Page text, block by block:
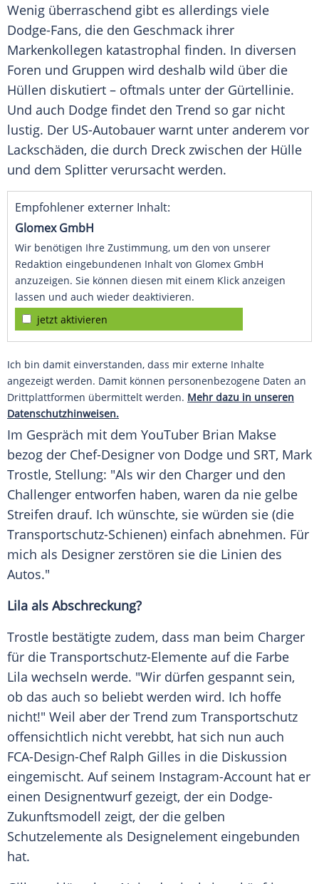
Wenig überraschend gibt es allerdings viele
Dodge-Fans, die den Geschmack ihrer
Markenkollegen katastrophal finden. In diversen
Foren und Gruppen wird deshalb wild über die
Hüllen diskutiert – oftmals unter der Gürtellinie.
Und auch Dodge findet den Trend so gar nicht
lustig. Der US-Autobauer warnt unter anderem vor
Lackschäden, die durch Dreck zwischen der Hülle
und dem Splitter verursacht werden.
Empfohlener externer Inhalt:
Glomex GmbH
Wir benötigen Ihre Zustimmung, um den von unserer
Redaktion eingebundenen Inhalt von Glomex GmbH
anzuzeigen. Sie können diesen mit einem Klick anzeigen
lassen und auch wieder deaktivieren.
jetzt aktivieren
Ich bin damit einverstanden, dass mir externe Inhalte
angezeigt werden. Damit können personenbezogene Daten an
Drittplattformen übermittelt werden. Mehr dazu in unseren
Datenschutzhinweisen.
Im Gespräch mit dem YouTuber Brian Makse
bezog der Chef-Designer von Dodge und SRT, Mark
Trostle, Stellung: "Als wir den Charger und den
Challenger entworfen haben, waren da nie gelbe
Streifen drauf. Ich wünschte, sie würden sie (die
Transportschutz-Schienen) einfach abnehmen. Für
mich als Designer zerstören sie die Linien des
Autos."
Lila als Abschreckung?
Trostle bestätigte zudem, dass man beim Charger
für die Transportschutz-Elemente auf die Farbe
Lila wechseln werde. "Wir dürfen gespannt sein,
ob das auch so beliebt werden wird. Ich hoffe
nicht!" Weil aber der Trend zum Transportschutz
offensichtlich nicht verebbt, hat sich nun auch
FCA-Design-Chef Ralph Gilles in die Diskussion
eingemischt. Auf seinem Instagram-Account hat er
einen Designentwurfgezeigt, der ein Dodge-
Zukunftsmodell zeigt, der die gelben
Schutzelemente als Designelement eingebunden
hat.